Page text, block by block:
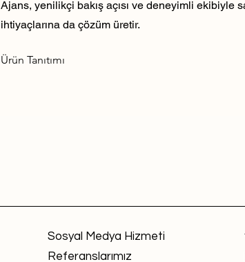
Ajans, yenilikçi bakış açısı ve deneyimli
ihtiyaçlarına da çözüm üretir.
Ürün Tanıtımı
Sosyal Medya Hizmeti
Referanslarımız